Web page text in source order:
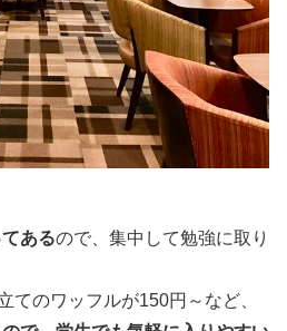
あるので、集中して勉強に取り
てのワッフルが150円～など、